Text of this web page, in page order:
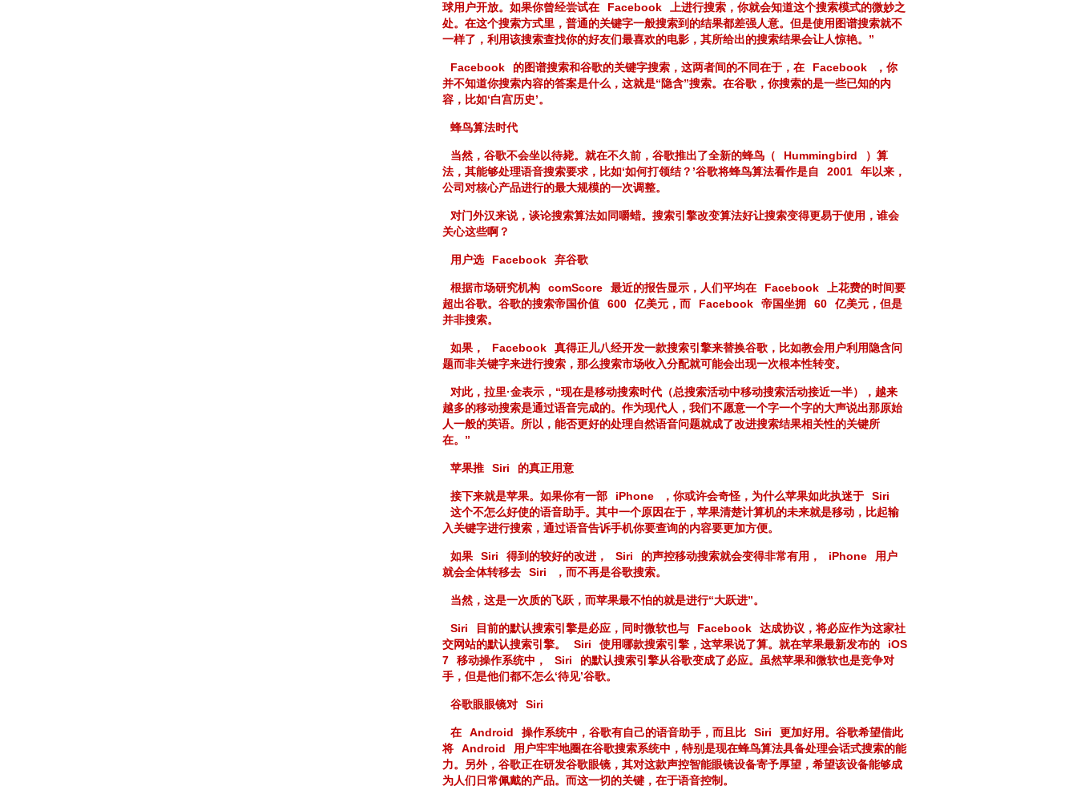
球用户开放。如果你曾经尝试在
Facebook
上进行搜索，你就会知道这个搜索模式的微妙之
处。在这个搜索方式里，普通的关键字一般搜索到的结果都差强人意。但是使用图谱搜索就不
一样了，利用该搜索查找你的好友们最喜欢的电影，其所给出的搜索结果会让人惊艳。”
Facebook 的图谱搜索和谷歌的关键字搜索，这两者间的不同在于，在 Facebook
，你
并不知道你搜索内容的答案是什么，这就是“隐含”搜索。在谷歌，你搜索的是一些已知的内
容，比如‘白宫历史’。
蜂鸟算法时代
当然，谷歌不会坐以待毙。就在不久前，谷歌推出了全新的蜂鸟（ Hummingbird
）算
法，其能够处理语音搜索要求，比如‘如何打领结？’谷歌将蜂鸟算法看作是自
2001
年以来，
公司对核心产品进行的最大规模的一次调整。
对门外汉来说，谈论搜索算法如同嚼蜡。搜索引擎改变算法好让搜索变得更易于使用，谁会
关心这些啊？
用户选 Facebook 弃谷歌
根据市场研究机构 comScore 最近的报告显示，人们平均在 Facebook
上花费的时间要
超出谷歌。谷歌的搜索帝国价值
600 亿美元，而 Facebook 帝国坐拥 60
亿美元，但是
并非搜索。
如果， Facebook
真得正儿八经开发一款搜索引擎来替换谷歌，比如教会用户利用隐含问
题而非关键字来进行搜索，那么搜索市场收入分配就可能会出现一次根本性转变。
对此，拉里·金表示，“现在是移动搜索时代（总搜索活动中移动搜索活动接近一半），越来
越多的移动搜索是通过语音完成的。作为现代人，我们不愿意一个字一个字的大声说出那原始
人一般的英语。所以，能否更好的处理自然语音问题就成了改进搜索结果相关性的关键所
在。”
苹果推 Siri 的真正用意
接下来就是苹果。如果你有一部 iPhone ，你或许会奇怪，为什么苹果如此执迷于
Siri
这个不怎么好使的语音助手。其中一个原因在于，苹果清楚计算机的未来就是移动，比起输
入关键字进行搜索，通过语音告诉手机你要查询的内容要更加方便。
如果 Siri 得到的较好的改进， Siri 的声控移动搜索就会变得非常有用， iPhone
用户
就会全体转移去
Siri ，而不再是谷歌搜索。
当然，这是一次质的飞跃，而苹果最不怕的就是进行“大跃进”。
Siri 目前的默认搜索引擎是必应，同时微软也与 Facebook
达成协议，将必应作为这家社
交网站的默认搜索引擎。
Siri 使用哪款搜索引擎，这苹果说了算。就在苹果最新发布的
iOS
7
移动操作系统中， Siri
的默认搜索引擎从谷歌变成了必应。虽然苹果和微软也是竞争对
手，但是他们都不怎么‘待见’谷歌。
谷歌眼眼镜对 Siri
在 Android 操作系统中，谷歌有自己的语音助手，而且比 Siri
更加好用。谷歌希望借此
将
Android
用户牢牢地圈在谷歌搜索系统中，特别是现在蜂鸟算法具备处理会话式搜索的能
力。另外，谷歌正在研发谷歌眼镜，其对这款声控智能眼镜设备寄予厚望，希望该设备能够成
为人们日常佩戴的产品。而这一切的关键，在于语音控制。